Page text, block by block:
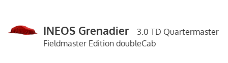
INEOS Grenadier
3.0 TD Quartermaster
Fieldmaster Edition doubleCab